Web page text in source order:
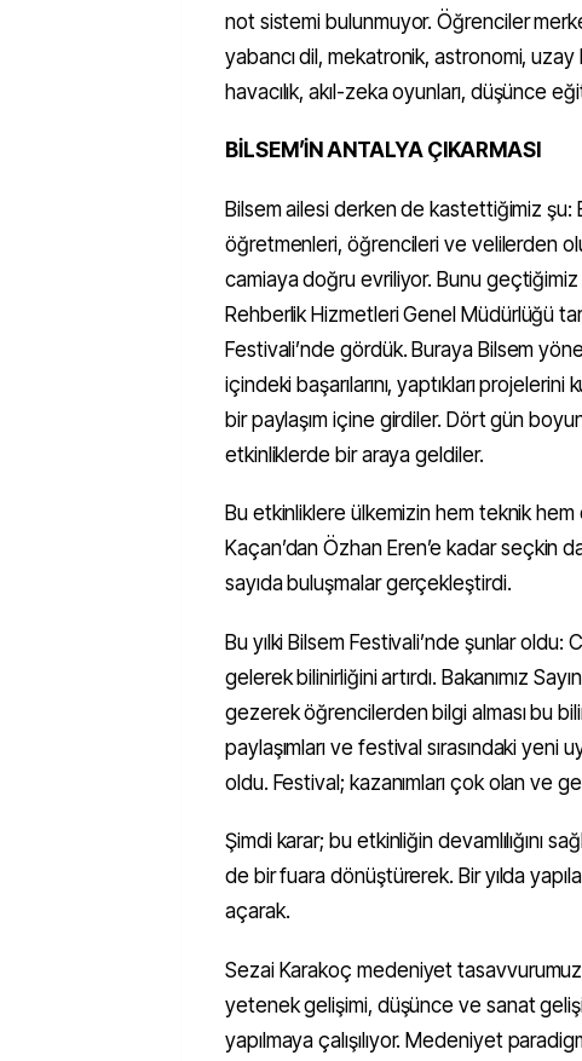
not sistemi bulunmuyor. Öğrenciler
yabancı dil, mekatronik, astronomi,
havacılık, akıl-zeka oyunları, düşünce
BİLSEM’İN ANTALYA ÇIKARMASI
Bilsem ailesi derken de kastettiğimiz şu:
öğretmenleri, öğrencileri ve velilerden
camiaya doğru evriliyor. Bunu geçtiğimiz
Rehberlik Hizmetleri Genel Müdürlüğü
Festivali’nde gördük. Buraya Bilsem
içindeki başarılarını, yaptıkları
bir paylaşım içine girdiler. Dört gün
etkinliklerde bir araya geldiler.
Bu etkinliklere ülkemizin hem teknik
Kaçan’dan Özhan Eren’e kadar seçkin
sayıda buluşmalar gerçekleştirdi.
Bu yılki Bilsem Festivali’nde şunlar
gelerek bilinirliğini artırdı. Bakanımız
gezerek öğrencilerden bilgi alması bu
paylaşımları ve festival sırasındaki
oldu. Festival; kazanımları çok olan ve
Şimdi karar; bu etkinliğin devamlılığını
de bir fuara dönüştürerek. Bir yılda
açarak.
Sezai Karakoç medeniyet
yetenek gelişimi, düşünce ve sanat
yapılmaya çalışılıyor. Medeniyet